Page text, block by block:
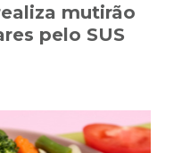
mutirão
pelo SUS